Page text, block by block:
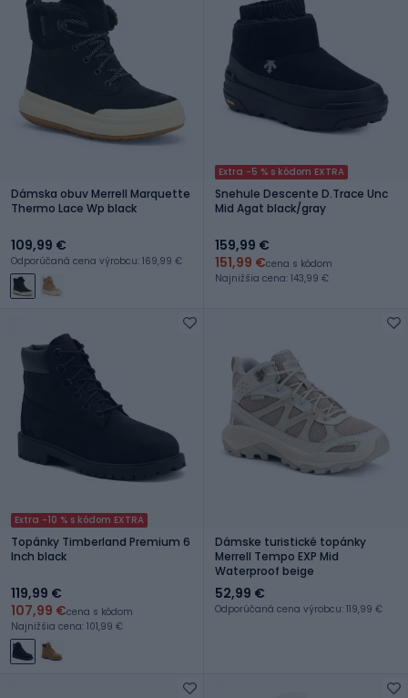
Dámska obuv Merrell Marquette
Thermo Lace Wp black
109,99 €
Odporúčaná cena výrobcu: 169,99 €
Extra -5 % s kódom EXTRA
Snehule Descente D.Trace Unc
Mid Agat black/gray
159,99 €
151,99 €cena s kódom
Najnižšia cena: 143,99 €
Extra -10 % s kódom EXTRA
Topánky Timberland Premium 6
Inch black
119,99 €
107,99 €cena s kódom
Najnižšia cena: 101,99 €
Dámske turistické topánky
Merrell Tempo EXP Mid
Waterproof beige
52,99 €
Odporúčaná cena výrobcu: 119,99 €